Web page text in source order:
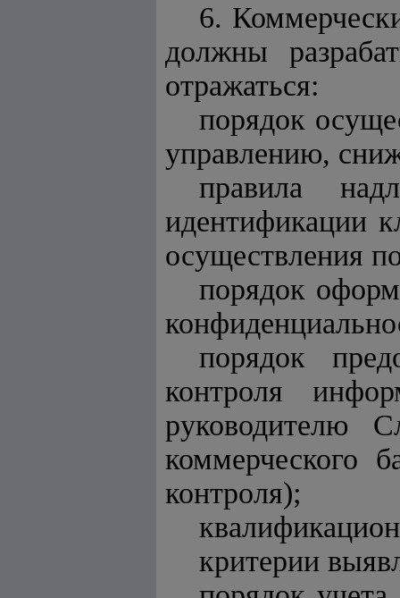
6.
должны
отражаться:
порядок
управлению,
правила
идентификации
осуществления
порядок
порядок
контроля
руководителю
коммерческого
контроля);
критерии